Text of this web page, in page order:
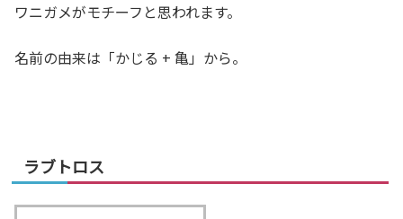
ワニガメがモチーフと思われます。
名前の由来は「かじる + 亀」から。
ラブトロス